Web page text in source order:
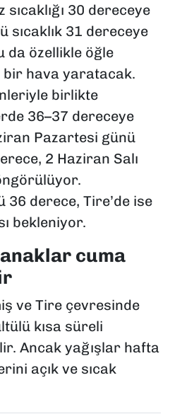
30 dereceye
sıcaklık 31 dereceye
da özellikle öğle
bir hava yaratacak.
birlikte
36–37 dereceye
Pazartesi günü
2 Haziran Salı
36 derece, Tire’de ise
bekleniyor.
cuma
ve Tire çevresinde
kısa süreli
Ancak yağışlar hafta
açık ve sıcak